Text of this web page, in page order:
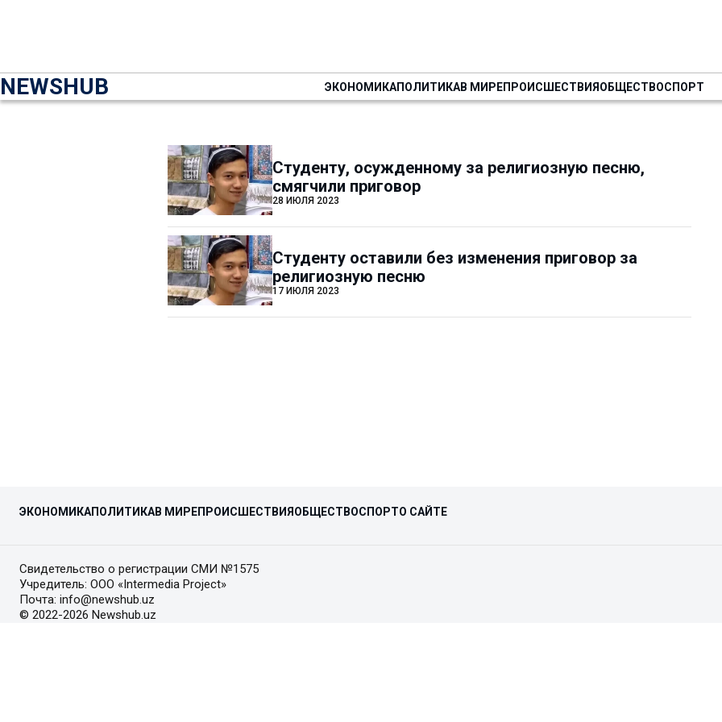
NEWSHUB ЭКОНОМИКАПОЛИТИКАВ МИРЕПРОИСШЕСТВИЯОБЩЕСТВОСПОРТ
Студенту, осужденному за религиозную песню,
смягчили приговор
28 ИЮЛЯ 2023
Студенту оставили без изменения приговор за
религиозную песню
17 ИЮЛЯ 2023
ЭКОНОМИКАПОЛИТИКАВ МИРЕПРОИСШЕСТВИЯ ОБЩЕСТВОСПОРТО САЙТЕ
Свидетельство о регистрации СМИ №1575
Учредитель: ООО «Intermedia Project»
Почта: info@newshub.uz
© 2022-2026 Newshub.uz